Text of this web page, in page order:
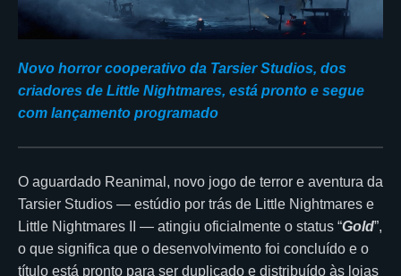
Novo horror cooperativo da Tarsier Studios, dos
criadores de Little Nightmares, está pronto e segue
com lançamento programado
O aguardado Reanimal, novo jogo de terror e aventura da
Tarsier Studios — estúdio por trás de Little Nightmares e
Little Nightmares II — atingiu oficialmente o status “Gold”,
o que significa que o desenvolvimento foi concluído e o
título está pronto para ser duplicado e distribuído às lojas